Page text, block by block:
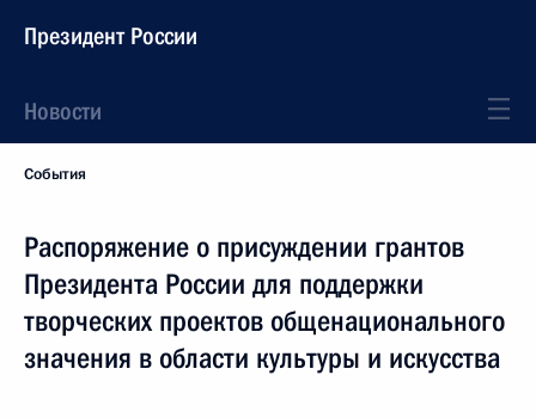
Президент России
Новости
События
Распоряжение о присуждении грантов
Президента России для поддержки
творческих проектов общенационального
значения в области культуры и искусства